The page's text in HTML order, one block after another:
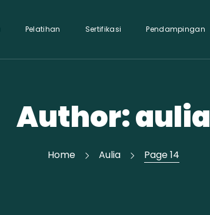
Pelatihan Sertifikasi Pendampingan
Author: aulia
Home Aulia Page 14